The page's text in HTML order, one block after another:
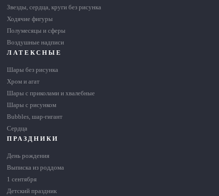
Звезды, сердца, круги без рисунка
Ходячие фигуры
Полумесяцы и сферы
Воздушные надписи
ЛАТЕКСНЫЕ
Шары без рисунка
Хром и агат
Шары с приколами и хвалебные
Шары с рисунком
Bubbles, шар-гигант
Сердца
ПРАЗДНИКИ
День рождения
Выписка из роддома
1 сентября
Детский праздник